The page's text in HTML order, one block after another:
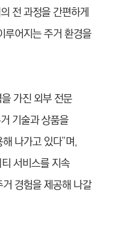
전 과정을 간편하게
루어지는 주거 환경을
가진 외부 전문
기술과 상품을
나가고 있다”며,
서비스를 지속
경험을 제공해 나갈